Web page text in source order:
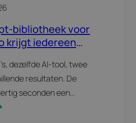
bibliotheek voor
krijgt iedereen
dezelfde AI-tool, twee
resultaten. De
seconden een
de andere worstelt